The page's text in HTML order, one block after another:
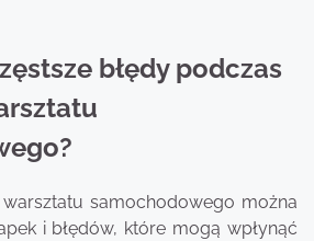
błędy podczas
samochodowego można
i błędów, które mogą wpłynąć